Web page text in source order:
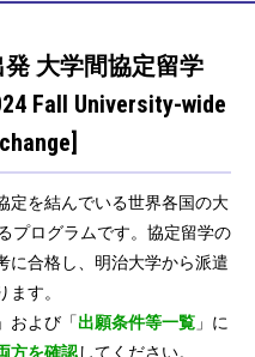
発 大学間協定留学
Fall University-wide
定を結んでいる世界各国の大
プログラムです。協定留学の
に合格し、明治大学から派遣
す。
」および「出願条件等一覧 」に
方を確認してください。